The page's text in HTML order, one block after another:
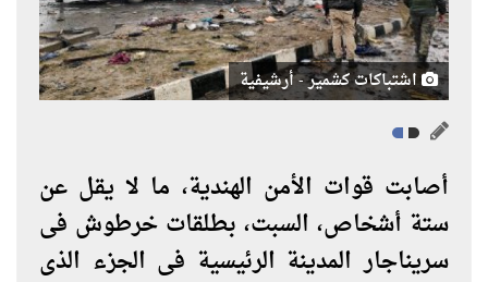
اشتباكات كشمير - أرشيفية
أصابت قوات الأمن الهندية، ما لا يقل عن
ستة أشخاص، السبت، بطلقات خرطوش فى
سريناجار المدينة الرئيسية فى الجزء الذى